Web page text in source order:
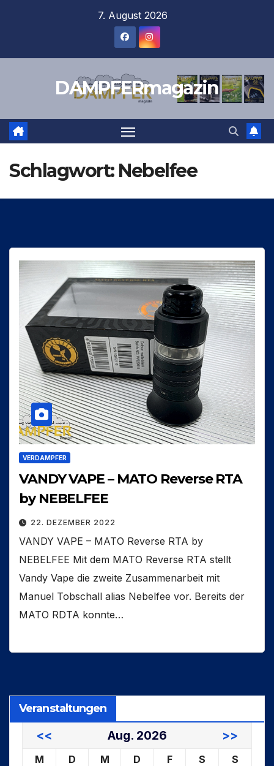
7. August 2026
DAMPFERmagazin
Schlagwort: Nebelfee
VERDAMPFER
VANDY VAPE – MATO Reverse RTA
by NEBELFEE
22. DEZEMBER 2022
VANDY VAPE – MATO Reverse RTA by
NEBELFEE Mit dem MATO Reverse RTA stellt
Vandy Vape die zweite Zusammenarbeit mit
Manuel Tobschall alias Nebelfee vor. Bereits der
MATO RDTA konnte…
Veranstaltungen
<< Aug. 2026 >>
M D M D F S
S